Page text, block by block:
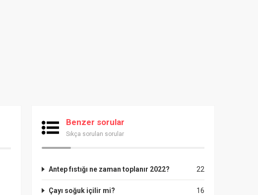
Benzer sorular
Sıkça sorulan sorular
22
Antep fıstığı ne zaman toplanır 2022?
16
Çayı soğuk içilir mi?